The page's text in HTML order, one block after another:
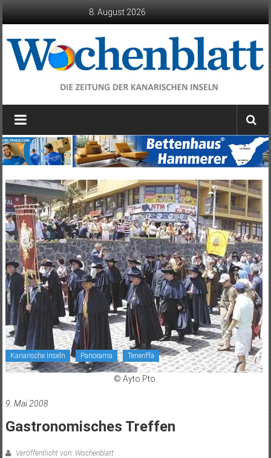
8. August 2026
Wochenblatt
die
Zeitung
der
Kanarischen
Inseln
Kanarische Inseln Panorama Teneriffa
© Ayto.Pto.
9. Mai 2008
Gastronomisches Treffen
Veröffentlicht von: Wochenblatt